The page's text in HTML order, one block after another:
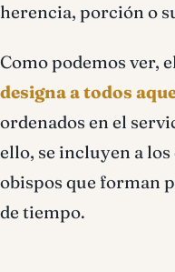
herencia, porción o
Como podemos ver,
designa a todos
ordenados en el
ello, se incluyen a
obispos que forman
de tiempo.